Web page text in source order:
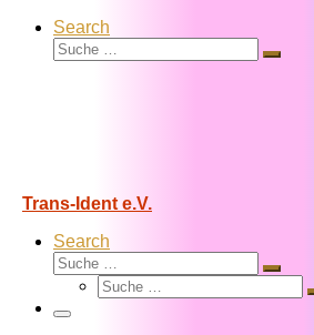
Search
Suche
Suche
Trans-Ident e.V.
Search
Suche
Suche
Suche
Menü